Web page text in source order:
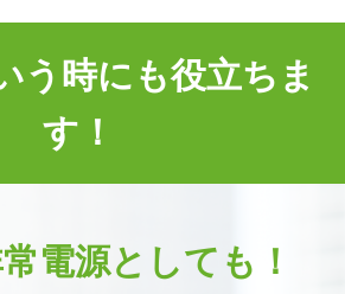
う時にも役立ちま
す！
電源としても！